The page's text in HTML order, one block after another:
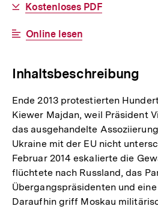
Cents
Download-
Kostenloses PDF
Interner
Online lesen
Inhaltsbeschreibung
Ende 2013 protestierten
Kiewer Majdan, weil Präsident
das ausgehandelte
Ukraine mit der EU nicht
Februar 2014 eskalierte die
flüchtete nach Russland, das
Übergangspräsidenten und
Daraufhin griff Moskau